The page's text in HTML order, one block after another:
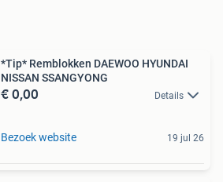
*Tip* Remblokken DAEWOO HYUNDAI
NISSAN SSANGYONG
€ 0,00 Details
Bezoek website 19 jul 26